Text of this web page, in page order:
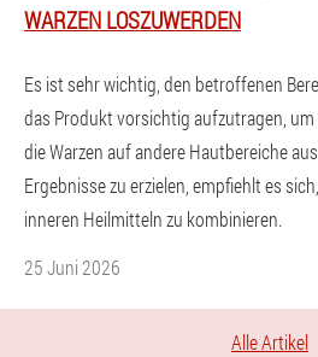
WARZEN LOSZUWERDEN
Es ist sehr wichtig, den betroffenen
das Produkt vorsichtig aufzutragen,
die Warzen auf andere Hautbereiche
Ergebnisse zu erzielen, empfiehlt es
inneren Heilmitteln zu kombinieren.
25 Juni 2026
Alle Artikel